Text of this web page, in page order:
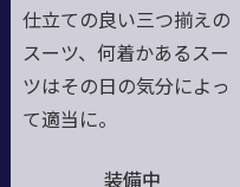
仕立ての良い三つ揃えの
スーツ、何着かあるスー
ツはその日の気分によっ
て適当に。
装備中